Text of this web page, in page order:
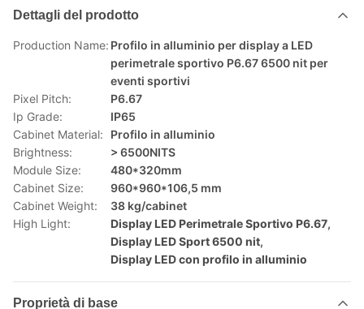
Dettagli del prodotto
Production Name: Profilo in alluminio per display a LED
perimetrale sportivo P6.67 6500 nit per
eventi sportivi
Pixel Pitch:
P6.67
Ip Grade:
IP65
Cabinet Material:
Profilo in alluminio
Brightness:
> 6500NITS
Module Size:
480*320mm
Cabinet Size:
960*960*106,5 mm
Cabinet Weight:
38 kg/cabinet
High Light:
Display LED Perimetrale Sportivo P6.67,
Display LED Sport 6500 nit,
Display LED con profilo in alluminio
Proprietà di base